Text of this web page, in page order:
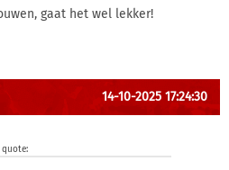
gaat het wel lekker!
14-10-2025 17:24:30